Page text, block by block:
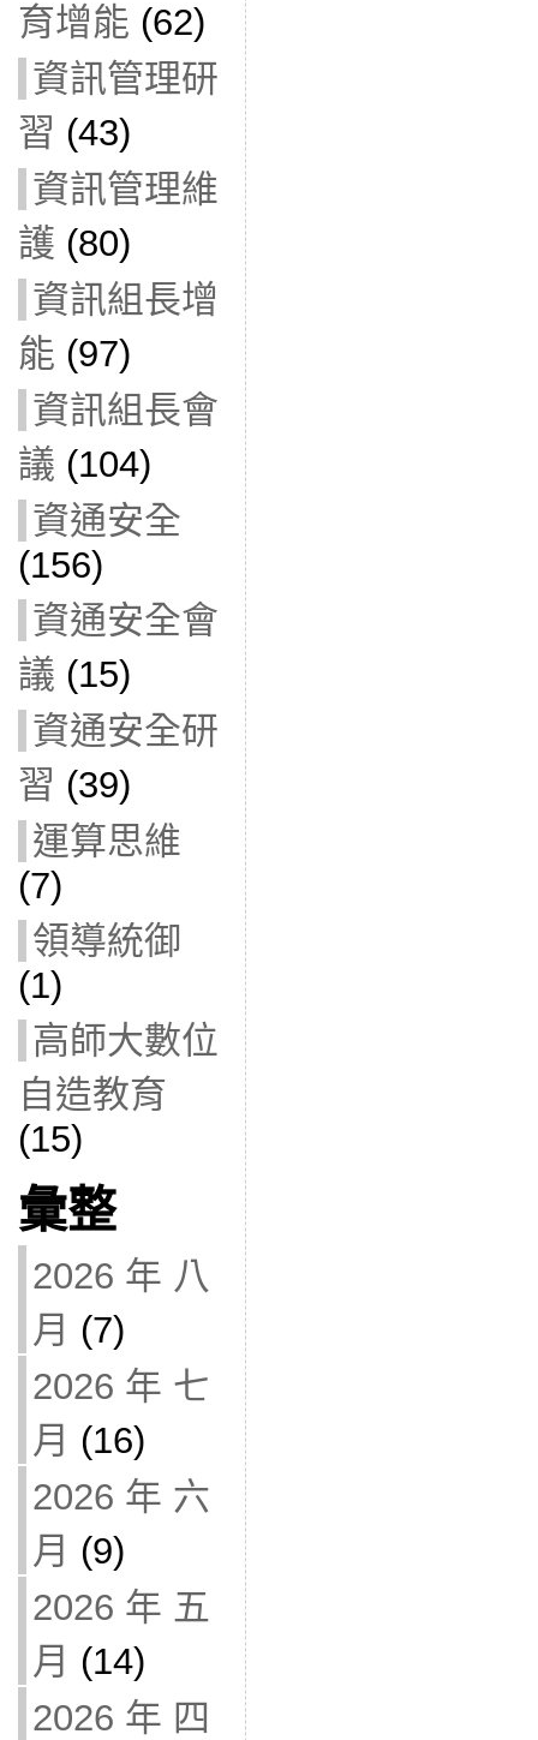
育增能 (62)
資訊管理研
習 (43)
資訊管理維
護 (80)
資訊組長增
能 (97)
資訊組長會
議 (104)
資通安全
(156)
資通安全會
議 (15)
資通安全研
習 (39)
運算思維
(7)
領導統御
(1)
高師大數位
自造教育
(15)
彙整
2026 年 八
月 (7)
2026 年 七
月 (16)
2026 年 六
月 (9)
2026 年 五
月 (14)
2026 年 四